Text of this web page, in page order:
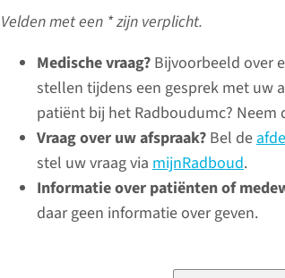
Velden met een * zijn verplicht.
Medische vraag? Bijvoorbeeld over
stellen tijdens een gesprek met uw
patiënt bij het Radboudumc?
Vraag over uw afspraak? Bel de
stel uw vraag via mijnRadboud.
Informatie over patiënten of
daar geen informatie over geven.